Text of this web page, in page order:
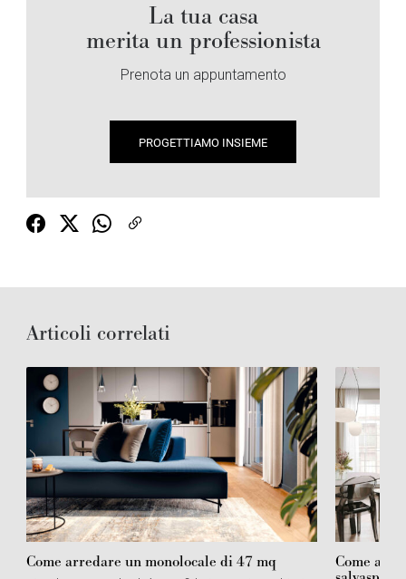
La tua casa
merita un professionista
Prenota un appuntamento
PROGETTIAMO INSIEME
Articoli correlati
Come arredare un monolocale di 47 mq
Come